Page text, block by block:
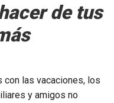
de tus
con las vacaciones, los
y amigos no